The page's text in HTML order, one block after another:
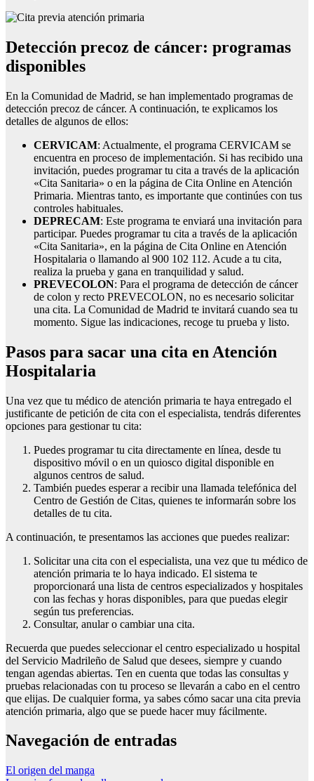
Detección precoz de cáncer: programas
disponibles
En la Comunidad de Madrid, se han implementado programas de
detección precoz de cáncer. A continuación, te explicamos los
detalles de algunos de ellos:
CERVICAM: Actualmente, el programa CERVICAM se
encuentra en proceso de implementación. Si has recibido una
invitación, puedes programar tu cita a través de la aplicación
«Cita Sanitaria» o en la página de Cita Online en Atención
Primaria. Mientras tanto, es importante que continúes con tus
controles habituales.
DEPRECAM: Este programa te enviará una invitación para
participar. Puedes programar tu cita a través de la aplicación
«Cita Sanitaria», en la página de Cita Online en Atención
Hospitalaria o llamando al 900 102 112. Acude a tu cita,
realiza la prueba y gana en tranquilidad y salud.
PREVECOLON: Para el programa de detección de cáncer
de colon y recto PREVECOLON, no es necesario solicitar
una cita. La Comunidad de Madrid te invitará cuando sea tu
momento. Sigue las indicaciones, recoge tu prueba y listo.
Pasos para sacar una cita en Atención
Hospitalaria
Una vez que tu médico de atención primaria te haya entregado el
justificante de petición de cita con el especialista, tendrás diferentes
opciones para gestionar tu cita:
Puedes programar tu cita directamente en línea, desde tu
dispositivo móvil o en un quiosco digital disponible en
algunos centros de salud.
También puedes esperar a recibir una llamada telefónica del
Centro de Gestión de Citas, quienes te informarán sobre los
detalles de tu cita.
A continuación, te presentamos las acciones que puedes realizar:
Solicitar una cita con el especialista, una vez que tu médico de
atención primaria te lo haya indicado. El sistema te
proporcionará una lista de centros especializados y hospitales
con las fechas y horas disponibles, para que puedas elegir
según tus preferencias.
Consultar, anular o cambiar una cita.
Recuerda que puedes seleccionar el centro especializado u hospital
del Servicio Madrileño de Salud que desees, siempre y cuando
tengan agendas abiertas. Ten en cuenta que todas las consultas y
pruebas relacionadas con tu proceso se llevarán a cabo en el centro
que elijas. De cualquier forma, ya sabes cómo sacar una cita previa
atención primaria, algo que se puede hacer muy fácilmente.
Navegación de entradas
El origen del manga